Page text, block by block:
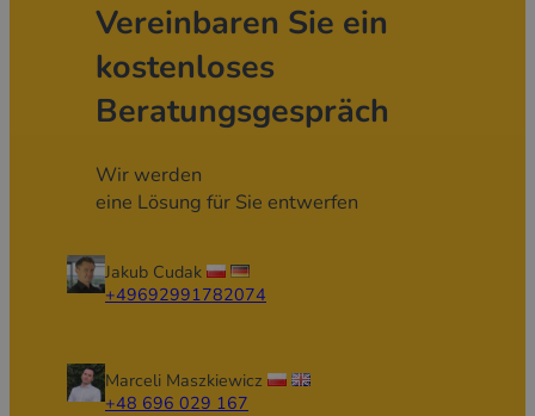
Vereinbaren Sie ein
kostenloses
Beratungsgespräch
Wir werden
eine Lösung für Sie entwerfen
Jakub Cudak
+49692991782074
Marceli Maszkiewicz
+48 696 029 167